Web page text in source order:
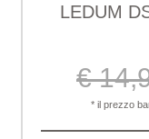
LEDUM
€
* il prezzo